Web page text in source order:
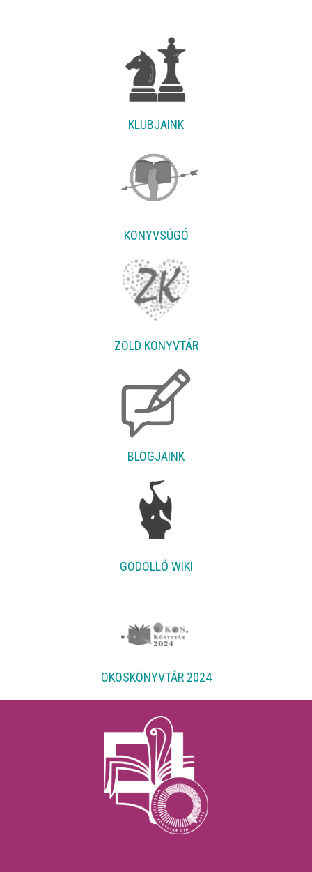
KLUBJAINK
KÖNYVSÚGÓ
ZÖLD KÖNYVTÁR
BLOGJAINK
GÖDÖLLŐ WIKI
OKOSKÖNYVTÁR 2024